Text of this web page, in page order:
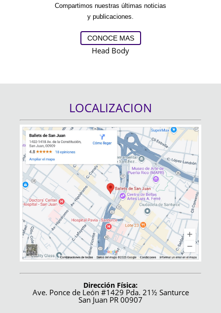
Compartimos nuestras últimas noticias
y publicaciones.
CONOCE MAS
Head Body
LOCALIZACION
Dirección Física:
Ave. Ponce de León #1429 Pda. 21½ Santurce
San Juan PR 00907